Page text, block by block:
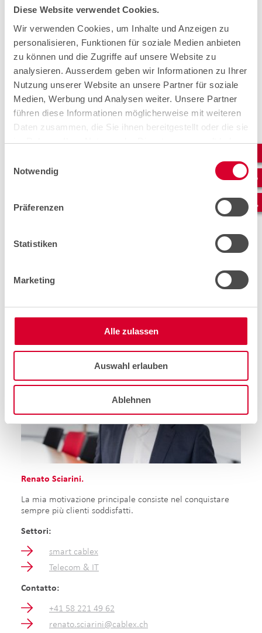
Diese Website verwendet Cookies.
Wir verwenden Cookies, um Inhalte und Anzeigen zu
personalisieren, Funktionen für soziale Medien anbieten
zu können und die Zugriffe auf unsere Website zu
analysieren. Ausserdem geben wir Informationen zu Ihrer
Nutzung unserer Website an unsere Partner für soziale
Medien, Werbung und Analysen weiter. Unsere Partner
führen diese Informationen möglicherweise mit weiteren
Daten zusammen, die Sie ihnen bereitgestellt oder die sie
im Rahmen Ihrer Nutzung der Dienste gesammelt haben.
Notwendig
Präferenzen
Statistiken
Marketing
Alle zulassen
Auswahl erlauben
Ablehnen
Mi impegno a creare partenariati forti, per realizzare
Settori:
Contatto:
gilles.rougemont@cablex.ch
Renato Sciarini.
La mia motivazione principale consiste nel conquistare
sempre più clienti soddisfatti.
Settori:
smart cablex
Telecom & IT
Contatto:
+41 58 221 49 62
renato.sciarini@cablex.ch